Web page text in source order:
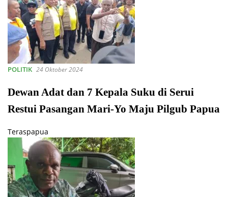
POLITIK 24 Oktober 2024
Dewan Adat dan 7 Kepala Suku di Serui
Restui Pasangan Mari-Yo Maju Pilgub Papua
Teraspapua